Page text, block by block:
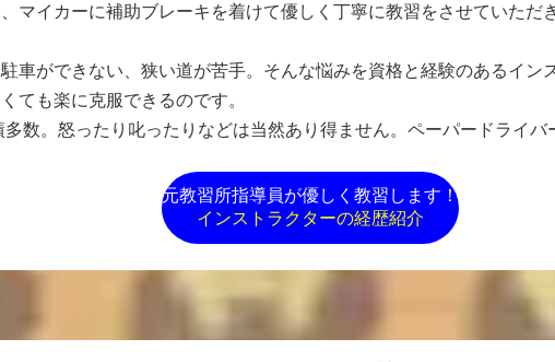
マイカーに補助ブレーキを着けて優しく丁寧に教習をさせていただ
車ができない、狭い道が苦手。そんな悩みを資格と経験のあるイン
ても楽に克服できるのです。
数。怒ったり叱ったりなどは当然あり得ません。ペーパードライ
元教習所指導員が優しく教習します！
インストラクターの経歴紹介